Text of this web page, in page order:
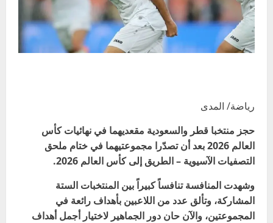
رياضة/ المدى
حجز منتخبا قطر والسعودية مقعديهما في نهائيات كأس
العالم 2026 بعد أن تصدّرا مجموعتيهما في ختام ملحق
التصفيات الآسيوية – الطريق إلى كأس العالم 2026
.
وشهدت المنافسة تنافساً كبيراً بين المنتخبات الستة
المشاركة، وتألق عدد من اللاعبين بأهداف رائعة في
المجموعتين، والآن حان دور الجماهير لاختيار أجمل أهداف